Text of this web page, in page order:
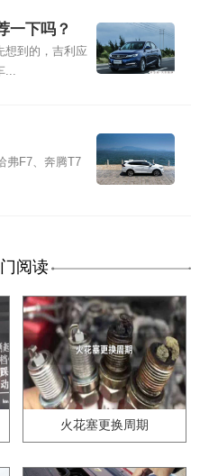
一下吗？
想到的，吉利应
...
弗F7、奔腾T7
阅读
火花塞更换周期